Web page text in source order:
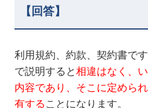
【回答】
利用規約、約款、契約書で
で説明すると相違はなく、
内容であり、そこに定めら
有する ことになります。